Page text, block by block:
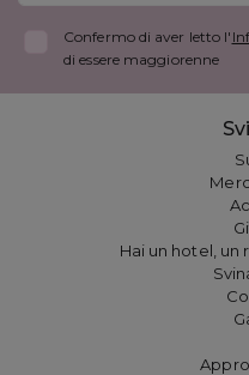
Confermo di aver letto l'
di essere maggiorenne
Hai un hotel, un